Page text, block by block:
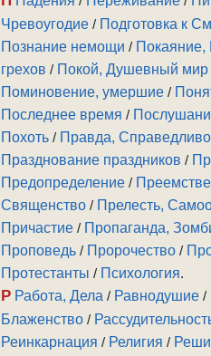
Чревоугодие / Подготовка к
Познание немощи /
грехов / Покой, Душевный мир
Поминовение, умершие /
Последнее время /
Похоть / Правда,
Празднование праздников /
Предопределение /
Священство / Прелесть,
Причастие / Пропаганда,
Проповедь / Пророчество /
Протестанты / Психология.
Р Работа, Дела / Равнодушие /
Блаженство /
Реинкарнация / Религия /